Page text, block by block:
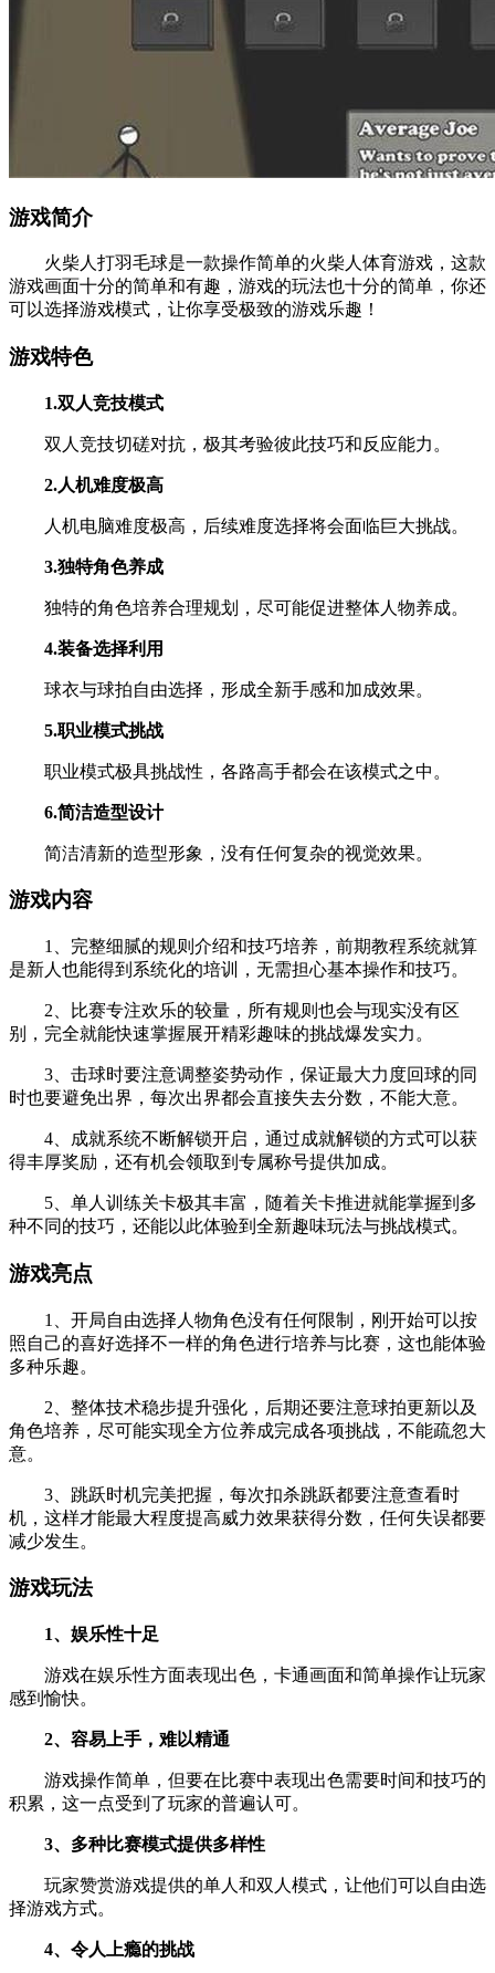
游戏简介
火柴人打羽毛球是一款操作简单的火柴人体育游戏，这款
游戏画面十分的简单和有趣，游戏的玩法也十分的简单，你还
可以选择游戏模式，让你享受极致的游戏乐趣！
游戏特色
1.双人竞技模式
双人竞技切磋对抗，极其考验彼此技巧和反应能力。
2.人机难度极高
人机电脑难度极高，后续难度选择将会面临巨大挑战。
3.独特角色养成
独特的角色培养合理规划，尽可能促进整体人物养成。
4.装备选择利用
球衣与球拍自由选择，形成全新手感和加成效果。
5.职业模式挑战
职业模式极具挑战性，各路高手都会在该模式之中。
6.简洁造型设计
简洁清新的造型形象，没有任何复杂的视觉效果。
游戏内容
1、完整细腻的规则介绍和技巧培养，前期教程系统就算
是新人也能得到系统化的培训，无需担心基本操作和技巧。
2、比赛专注欢乐的较量，所有规则也会与现实没有区
别，完全就能快速掌握展开精彩趣味的挑战爆发实力。
3、击球时要注意调整姿势动作，保证最大力度回球的同
时也要避免出界，每次出界都会直接失去分数，不能大意。
4、成就系统不断解锁开启，通过成就解锁的方式可以获
得丰厚奖励，还有机会领取到专属称号提供加成。
5、单人训练关卡极其丰富，随着关卡推进就能掌握到多
种不同的技巧，还能以此体验到全新趣味玩法与挑战模式。
游戏亮点
1、开局自由选择人物角色没有任何限制，刚开始可以按
照自己的喜好选择不一样的角色进行培养与比赛，这也能体验
多种乐趣。
2、整体技术稳步提升强化，后期还要注意球拍更新以及
角色培养，尽可能实现全方位养成完成各项挑战，不能疏忽大
意。
3、跳跃时机完美把握，每次扣杀跳跃都要注意查看时
机，这样才能最大程度提高威力效果获得分数，任何失误都要
减少发生。
游戏玩法
1、娱乐性十足
游戏在娱乐性方面表现出色，卡通画面和简单操作让玩家
感到愉快。
2、容易上手，难以精通
游戏操作简单，但要在比赛中表现出色需要时间和技巧的
积累，这一点受到了玩家的普遍认可。
3、多种比赛模式提供多样性
玩家赞赏游戏提供的单人和双人模式，让他们可以自由选
择游戏方式。
4、令人上瘾的挑战